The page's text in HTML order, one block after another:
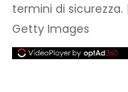
termini di
Getty Images